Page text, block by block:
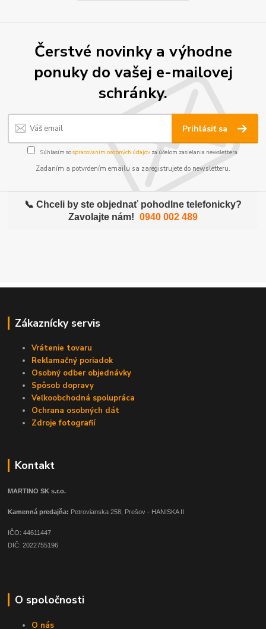
Čerstvé novinky a výhodne
ponuky do vašej e-mailovej
schránky.
Prihlásiť sa
Súhlasím sospracovaním osobných údajov za účelom zasielania newslettera.
Zadaním a potvrdením emailu sa zaregistrujete do newsletteru.
📞 Chceli by ste objednať pohodlne telefonicky?
Zavolajte nám! 0940 002 489
Zákaznícky servis
Vrátenie tovaru
Reklamačný poriadok
Osobný odber objednávky
Spôsob dopravy
Veľkoobchodná spolupráca
Ochrana osobných dát
Zdroje fotografií
Kontakt
MARTINO SK s.r.o.
Kamenná predajňa: Petrovianska 258, Prešov - HANISKA II
IČO: 44611447
DIČ: 2022755196
O spoločnosti
O nás